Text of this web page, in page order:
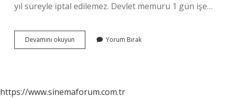
yıl süreyle iptal edilemez. Devlet memuru 1 gün işe…
Devamını okuyun
Biri
Yorum Bırak
https://www.sinemaforum.com.tr